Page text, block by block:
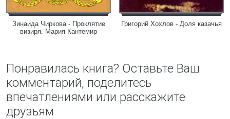
Зинаида Чиркова - Проклятие
визиря. Мария Кантемир
Григорий Хохлов - Доля казачья
Понравилась книга? Оставьте Ваш
комментарий, поделитесь
впечатлениями или расскажите
друзьям